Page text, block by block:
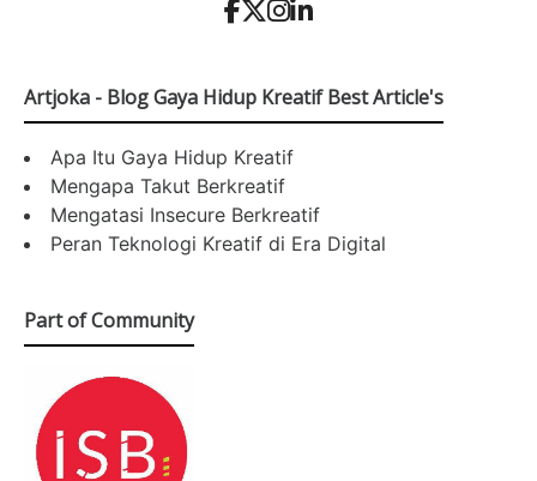
Artjoka - Blog Gaya Hidup Kreatif Best Article's
Apa Itu Gaya Hidup Kreatif
Mengapa Takut Berkreatif
Mengatasi Insecure Berkreatif
Peran Teknologi Kreatif di Era Digital
Part of Community